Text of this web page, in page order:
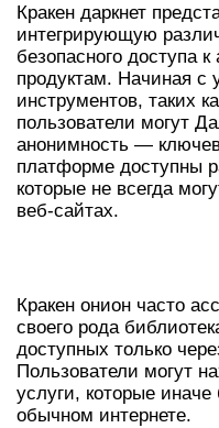
Кракен даркнет
интегрирующую
безопасного доступа
продуктам. Начиная с
инструментов, таких
пользователи могут
анонимность —
платформе доступны
которые не всегда
веб-сайтах.
Кракен онион часто
своего рода
доступных только
Пользователи могут
услуги, которые
обычном интернете.